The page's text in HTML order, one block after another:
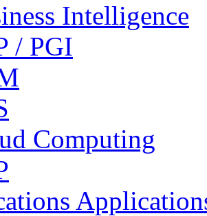
Intelligence
/ PGI
Computing